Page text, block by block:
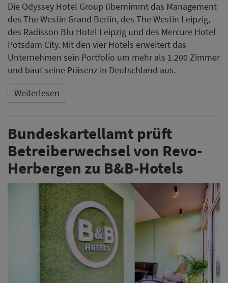
Die Odyssey Hotel Group übernimmt das Management
des The Westin Grand Berlin, des The Westin Leipzig,
des Radisson Blu Hotel Leipzig und des Mercure Hotel
Potsdam City. Mit den vier Hotels erweitert das
Unternehmen sein Portfolio um mehr als 1.200 Zimmer
und baut seine Präsenz in Deutschland aus.
Weiterlesen
Bundeskartellamt prüft
Betreiberwechsel von Revo-
Herbergen zu B&B-Hotels